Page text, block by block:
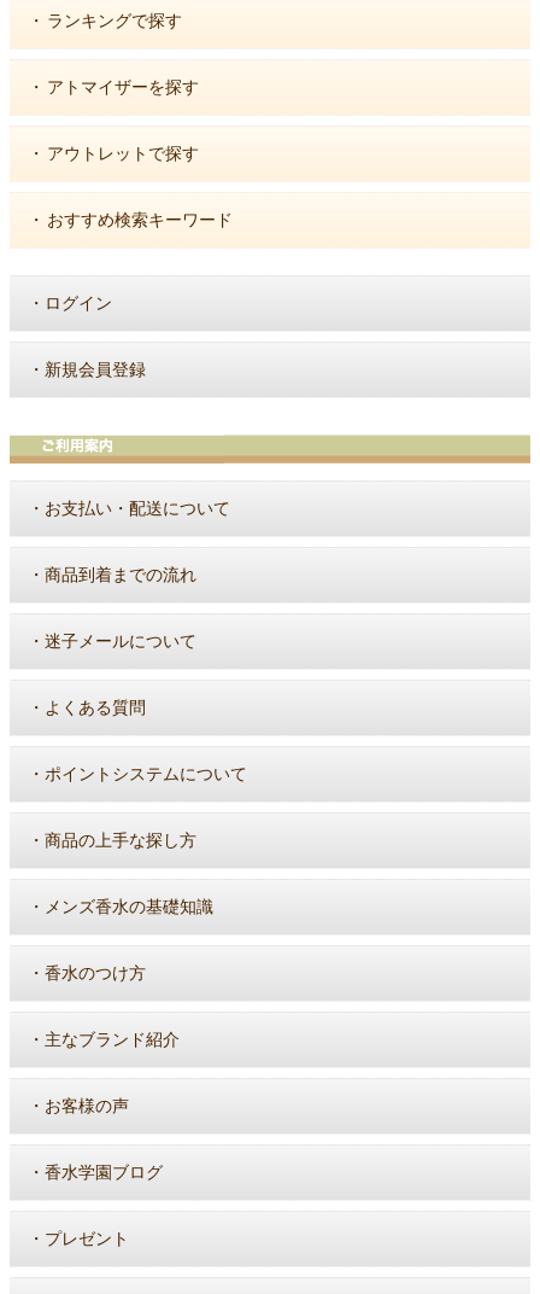
・ ランキングで探す
・ アトマイザーを探す
・ アウトレットで探す
・ おすすめ検索キーワード
・ ログイン
・ 新規会員登録
・ お支払い・配送について
・ 商品到着までの流れ
・ 迷子メールについて
・ よくある質問
・ ポイントシステムについて
・ 商品の上手な探し方
・ メンズ香水の基礎知識
・ 香水のつけ方
・ 主なブランド紹介
・ お客様の声
・ 香水学園ブログ
・ プレゼント